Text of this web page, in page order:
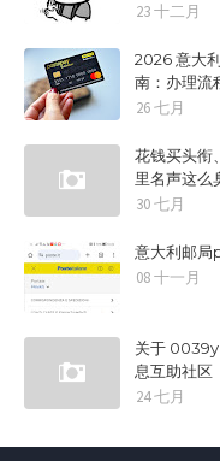
23 十二月
2026 意大
南：办理流
26 七月
花钱买头衔
里名声这么
30 七月
意大利邮
08 十一月
关于
息互助社区
24 七月